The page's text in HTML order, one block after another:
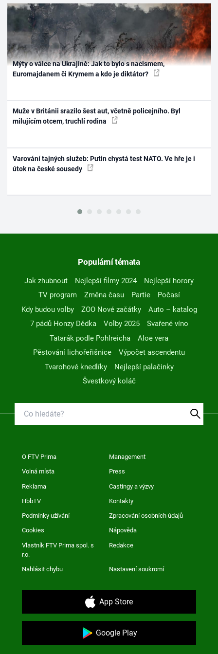
Mýty o válce na Ukrajině: Jak to bylo s nacismem,
Euromajdanem či Krymem a kdo je diktátor?
Muže v Británii srazilo šest aut, včetně policejního. Byl
milujícím otcem, truchlí rodina
Varování tajných služeb: Putin chystá test NATO. Ve hře je i
útok na české sousedy
Populární témata
Jak zhubnout Nejlepší filmy 2024
Nejlepší horory
TV program
Změna času Partie
Počasí
Kdy budou volby
ZOO Nové začátky
Auto – katalog
7 pádů Honzy Dědka
Volby 2025
Svařené víno
Tatarák podle Pohlreicha
Aloe vera
Pěstování lichořeřišnice
Výpočet ascendentu
Tvarohové knedlíky
Nejlepší palačinky
Švestkový koláč
O FTV Prima Management
Volná místa Press
Reklama Castingy a výzvy
HbbTV Kontakty
Podmínky užívání Zpracování osobních údajů
Cookies Nápověda
Vlastník FTV Prima spol. s
r.o.
Redakce
Nahlásit chybu Nastavení soukromí
App Store
Google Play